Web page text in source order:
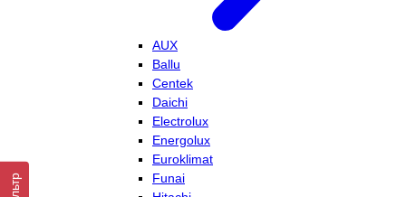
AUX
Ballu
Centek
Daichi
Electrolux
Energolux
Euroklimat
Funai